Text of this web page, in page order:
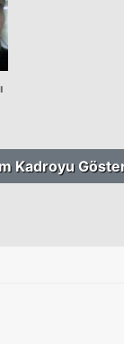
Kadroyu